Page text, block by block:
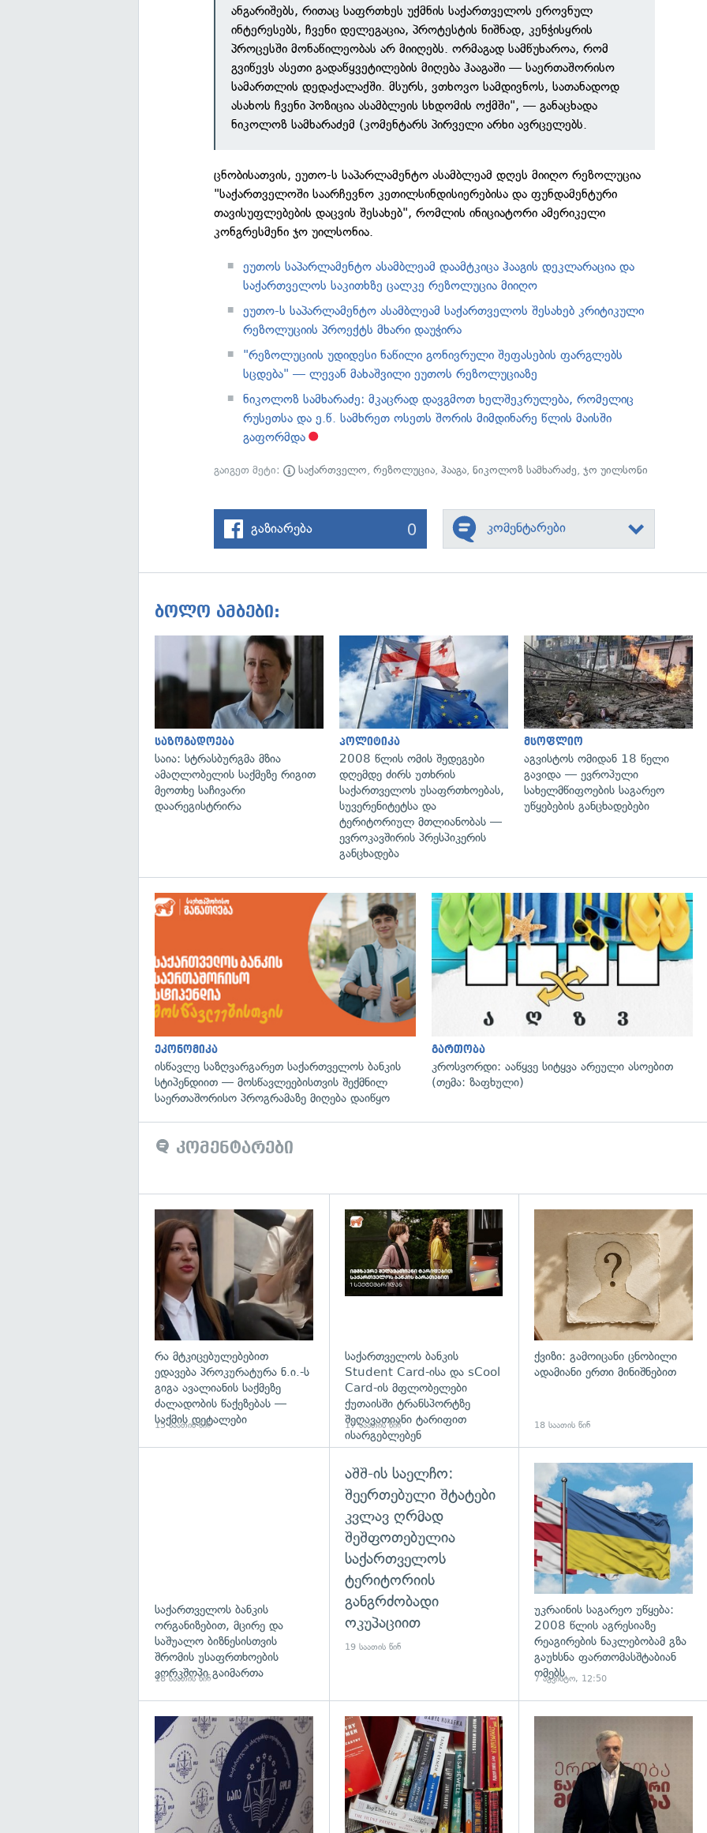
ანგარიშებს, რითაც საფრთხეს უქმნის საქართველოს ეროვნულ
ინტერესებს, ჩვენი დელეგაცია, პროტესტის ნიშნად, კენჭისყრის
პროცესში მონაწილეობას არ მიიღებს. ორმაგად სამწუხაროა, რომ
გვიწევს ასეთი გადაწყვეტილების მიღება ჰააგაში — საერთაშორისო
სამართლის დედაქალაქში. მსურს, ვთხოვო სამდივნოს, სათანადოდ
ასახოს ჩვენი პოზიცია ასამბლეის სხდომის ოქმში", — განაცხადა
ნიკოლოზ სამხარაძემ (კომენტარს პირველი არხი ავრცელებს.
ცნობისათვის, ეუთო-ს საპარლამენტო ასამბლეამ დღეს მიიღო რეზოლუცია
"საქართველოში საარჩევნო კეთილსინდისიერებისა და ფუნდამენტური
თავისუფლებების დაცვის შესახებ", რომლის ინიციატორი ამერიკელი
კონგრესმენი ჯო უილსონია.
ეუთოს საპარლამენტო ასამბლეამ დაამტკიცა ჰააგის დეკლარაცია და
საქართველოს საკითხზე ცალკე რეზოლუცია მიიღო
ეუთო-ს საპარლამენტო ასამბლეამ საქართველოს შესახებ კრიტიკული
რეზოლუციის პროექტს მხარი დაუჭირა
"რეზოლუციის უდიდესი ნაწილი გონივრული შეფასების ფარგლებს
სცდება" — ლევან მახაშვილი ეუთოს რეზოლუციაზე
ნიკოლოზ სამხარაძე: მკაცრად დავგმოთ ხელშეკრულება, რომელიც
რუსეთსა და ე.წ. სამხრეთ ოსეთს შორის მიმდინარე წლის მაისში
გაფორმდა
გაიგეთ მეტი: საქართველო,რეზოლუცია,ჰააგა,ნიკოლოზ სამხარაძე,ჯო უილსონი
გაზიარება 0 კომენტარები
ბოლო ამბები:
გადახედვა
საზოგადოება
საია: სტრასბურგმა მზია
ამაღლობელის საქმეზე რიგით
მეოთხე საჩივარი
დაარეგისტრირა
გადახედვა
პოლიტიკა
2008 წლის ომის შედეგები
დღემდე ძირს უთხრის
საქართველოს უსაფრთხოებას,
სუვერენიტეტსა და
ტერიტორიულ მთლიანობას —
ევროკავშირის პრესპიკერის
განცხადება
მსოფლიო
აგვისტოს ომიდან 18 წელი
გავიდა — ევროპული
სახელმწიფოების საგარეო
უწყებების განცხადებები
ეკონომიკა
ისწავლე საზღვარგარეთ საქართველოს ბანკის
სტიპენდიით — მოსწავლეებისთვის შექმნილ
საერთაშორისო პროგრამაზე მიღება დაიწყო
გართობა
კროსვორდი: ააწყვე სიტყვა არეული ასოებით
(თემა: ზაფხული)
კომენტარები
გადახედვა
რა მტკიცებულებებით
ედავება პროკურატურა ნ.ი.-ს
გიგა ავალიანის საქმეზე
ძალადობის წაქეზებას —
საქმის დეტალები
15 საათის წინ
საქართველოს ბანკის
Student Card-ისა და sCool
Card-ის მფლობელები
ქუთაისში ტრანსპორტზე
შეღავათიანი ტარიფით
ისარგებლებენ
17 საათის წინ
ქვიზი: გამოიცანი ცნობილი
ადამიანი ერთი მინიშნებით
18 საათის წინ
საქართველოს ბანკის
ორგანიზებით, მცირე და
საშუალო ბიზნესისთვის
შრომის უსაფრთხოების
ვორკშოპი გაიმართა
18 საათის წინ
აშშ-ის საელჩო:
შეერთებული შტატები
კვლავ ღრმად
შეშფოთებულია
საქართველოს
ტერიტორიის
განგრძობადი
ოკუპაციით
19 საათის წინ
უკრაინის საგარეო უწყება:
2008 წლის აგრესიაზე
რეაგირების ნაკლებობამ გზა
გაუხსნა ფართომასშტაბიან
ომებს
7 აგვისტო, 12:50
გადახედვა